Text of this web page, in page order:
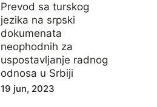
Prevod sa turskog
jezika na srpski
dokumenata
neophodnih za
uspostavljanje radnog
odnosa u Srbiji
19 jun, 2023